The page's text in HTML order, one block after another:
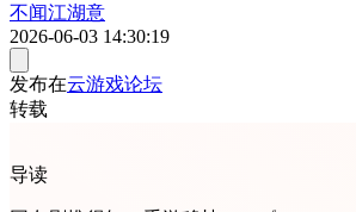
不闻江湖意
2026-06-03 14:30:19
发布在云游戏论坛
转载
导读